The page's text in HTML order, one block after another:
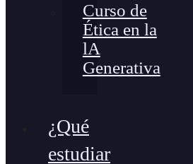
Curso de
Ética en la
lA
Generativa
¿Qué
estudiar